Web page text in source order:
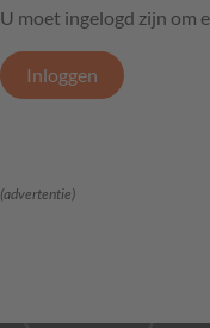
U moet ingelogd zijn om
Inloggen
(advertentie)